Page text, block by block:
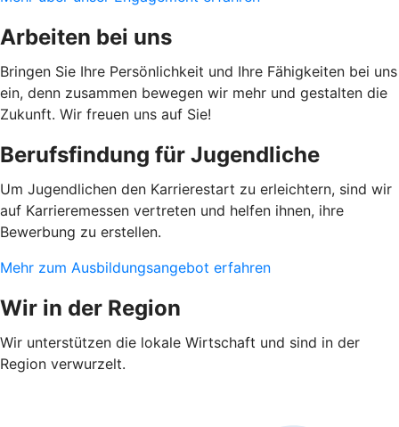
Arbeiten bei uns
Bringen Sie Ihre Persönlichkeit und Ihre Fähigkeiten bei uns
ein, denn zusammen bewegen wir mehr und gestalten die
Zukunft. Wir freuen uns auf Sie!
Berufsfindung für Jugendliche
Um Jugendlichen den Karrierestart zu erleichtern, sind wir
auf Karrieremessen vertreten und helfen ihnen, ihre
Bewerbung zu erstellen.
Mehr zum Ausbildungsangebot erfahren
Wir in der Region
Wir unterstützen die lokale Wirtschaft und sind in der
Region verwurzelt.